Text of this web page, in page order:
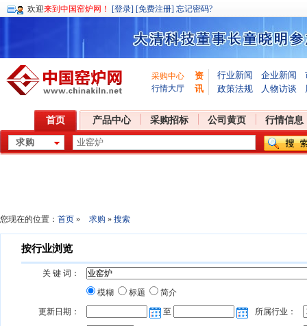
欢迎来到中国窑炉网！ [登录] [免费注册] 忘记密码?
采购中心
行情大厅
资
讯
行业新闻 企业新闻
政策法规
人物访谈
首页 产品中心 采购招标 公司黄页 行情信息
您现在的位置： 首页 » 求购 » 搜索
按行业浏览
关 键 词：
模糊
标题
简介
更新日期：
至 所属行业：